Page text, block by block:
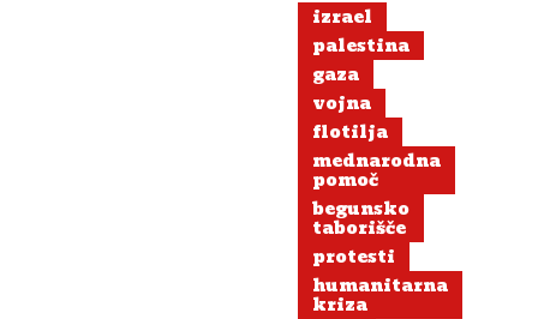
izrael
palestina
gaza
vojna
flotilja
mednarodna
pomoč
begunsko
taborišče
protesti
humanitarna
kriza